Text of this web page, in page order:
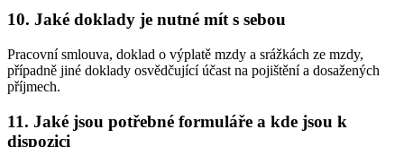
10. Jaké doklady je nutné mít s sebou
Pracovní smlouva, doklad o výplatě mzdy a srážkách ze mzdy,
případně jiné doklady osvědčující účast na pojištění a dosažených
příjmech.
11. Jaké jsou potřebné formuláře a kde jsou k
dispozici